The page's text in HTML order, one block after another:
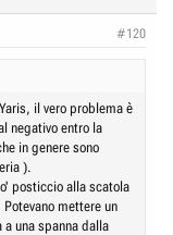
#120
il vero problema è
negativo entro la
in genere sono
).
posticcio alla scatola
mettere un
una spanna dalla